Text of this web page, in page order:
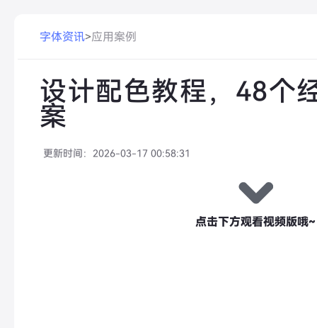
字体资讯>应用案例
设计配色教程，48个
案
更新时间： 2026-03-17 00:58:31
点击下方观看视频版哦~